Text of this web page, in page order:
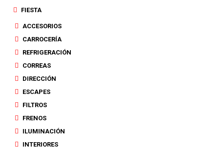
FIESTA
ACCESORIOS
CARROCERÍA
REFRIGERACIÓN
CORREAS
DIRECCIÓN
ESCAPES
FILTROS
FRENOS
ILUMINACIÓN
INTERIORES